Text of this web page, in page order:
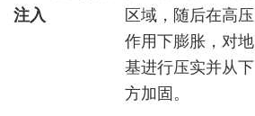
注入
区域，随后在高压
作用下膨胀，对地
基进行压实并从下
方加固。